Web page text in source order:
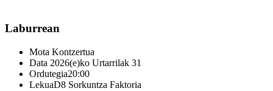
Laburrean
Mota Kontzertua
Data 2026(e)ko Urtarrilak 31
Ordutegia20:00
LekuaD8 Sorkuntza Faktoria